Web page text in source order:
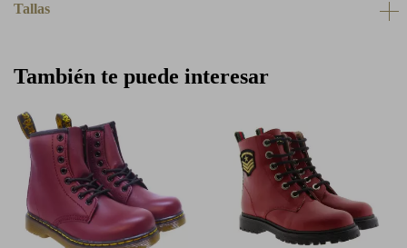
Tallas
También te puede interesar